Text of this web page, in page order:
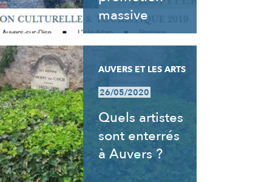
massive
AUVERS ET LES ARTS
26/05/2020
Quels artistes
sont enterrés
à Auvers ?